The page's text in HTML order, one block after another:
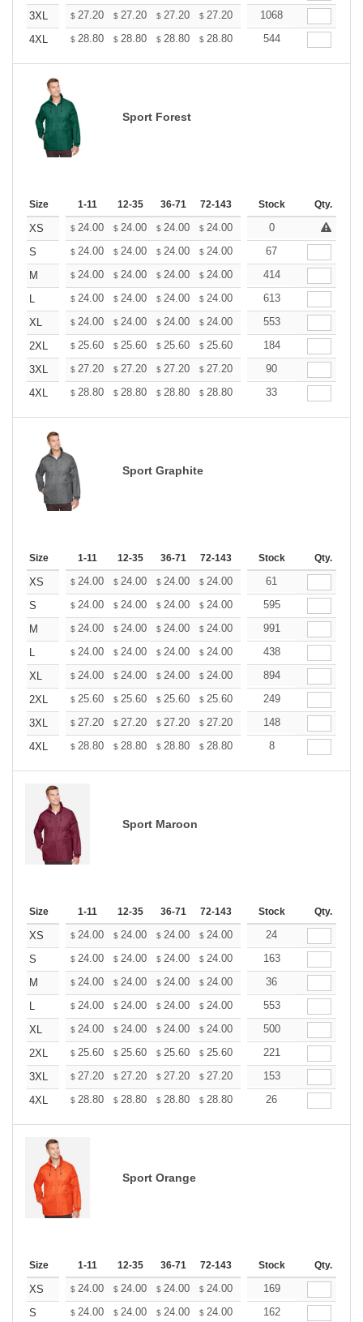
3XL
$ 27.20 $ 27.20 $ 27.20 $ 27.20 27.20
1068
4XL
$ 28.80 $ 28.80 $ 28.80 $ 28.80 28.80
544
Sport Forest
Size 1-11 12-35 36-71 72-143 144-287 288 + More
Stock Qty.
XS $ 24.00 $ 24.00 $ 24.00 $ 24.00 24.00
0
S
$ 24.00 $ 24.00 $ 24.00 $ 24.00 24.00
67
M
$ 24.00 $ 24.00 $ 24.00 $ 24.00 24.00
414
L
$ 24.00 $ 24.00 $ 24.00 $ 24.00 24.00
613
XL
$ 24.00 $ 24.00 $ 24.00 $ 24.00 24.00
553
2XL
$ 25.60 $ 25.60 $ 25.60 $ 25.60 25.60
184
3XL
$ 27.20 $ 27.20 $ 27.20 $ 27.20 27.20
90
4XL
$ 28.80 $ 28.80 $ 28.80 $ 28.80 28.80
33
Sport Graphite
Size 1-11 12-35 36-71 72-143 144-287 288 + More
Stock Qty.
XS $ 24.00 $ 24.00 $ 24.00 $ 24.00 24.00
61
S
$ 24.00 $ 24.00 $ 24.00 $ 24.00 24.00
595
M
$ 24.00 $ 24.00 $ 24.00 $ 24.00 24.00
991
L
$ 24.00 $ 24.00 $ 24.00 $ 24.00 24.00
438
XL
$ 24.00 $ 24.00 $ 24.00 $ 24.00 24.00
894
2XL
$ 25.60 $ 25.60 $ 25.60 $ 25.60 25.60
249
3XL
$ 27.20 $ 27.20 $ 27.20 $ 27.20 27.20
148
4XL
$ 28.80 $ 28.80 $ 28.80 $ 28.80 28.80
8
Sport Maroon
Size 1-11 12-35 36-71 72-143 144-287 288 + More
Stock Qty.
XS $ 24.00 $ 24.00 $ 24.00 $ 24.00 24.00
24
S
$ 24.00 $ 24.00 $ 24.00 $ 24.00 24.00
163
M
$ 24.00 $ 24.00 $ 24.00 $ 24.00 24.00
36
L
$ 24.00 $ 24.00 $ 24.00 $ 24.00 24.00
553
XL
$ 24.00 $ 24.00 $ 24.00 $ 24.00 24.00
500
2XL
$ 25.60 $ 25.60 $ 25.60 $ 25.60 25.60
221
3XL
$ 27.20 $ 27.20 $ 27.20 $ 27.20 27.20
153
4XL
$ 28.80 $ 28.80 $ 28.80 $ 28.80 28.80
26
Sport Orange
Size 1-11 12-35 36-71 72-143 144-287 288 + More
Stock Qty.
XS $ 24.00 $ 24.00 $ 24.00 $ 24.00 24.00
169
S
$ 24.00 $ 24.00 $ 24.00 $ 24.00 24.00
162